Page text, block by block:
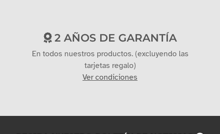
2 AÑOS DE GARANTÍA
En todos nuestros productos. (excluyendo las
tarjetas regalo)
Ver condiciones